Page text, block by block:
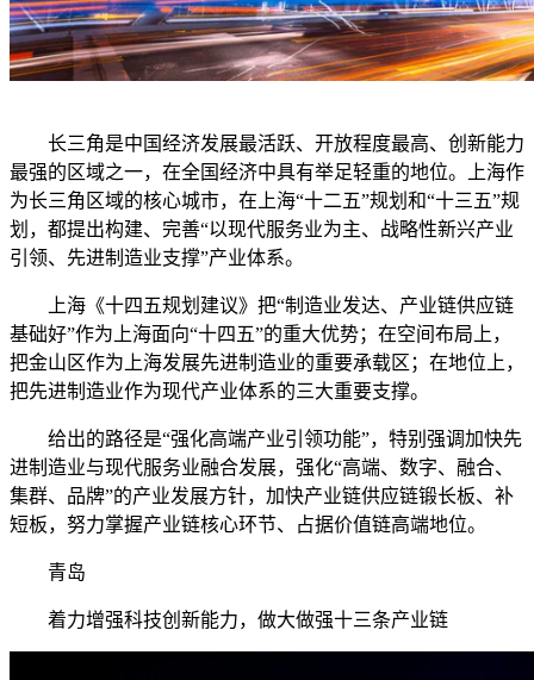
长三角是中国经济发展最活跃、开放程度最高、创新能力
最强的区域之一，在全国经济中具有举足轻重的地位。上海作
为长三角区域的核心城市，在上海“十二五”规划和“十三五”规
划，都提出构建、完善“以现代服务业为主、战略性新兴产业
引领、先进制造业支撑”产业体系。
上海《十四五规划建议》把“制造业发达、产业链供应链
基础好”作为上海面向“十四五”的重大优势；在空间布局上，
把金山区作为上海发展先进制造业的重要承载区；在地位上，
把先进制造业作为现代产业体系的三大重要支撑。
给出的路径是“强化高端产业引领功能”，特别强调加快先
进制造业与现代服务业融合发展，强化“高端、数字、融合、
集群、品牌”的产业发展方针，加快产业链供应链锻长板、补
短板，努力掌握产业链核心环节、占据价值链高端地位。
青岛
着力增强科技创新能力，做大做强十三条产业链